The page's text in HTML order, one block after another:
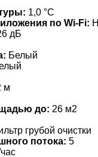
1,0 °С
по Wi-Fi:
дБ
Белый
м
до: 26 м2
грубой очистки
потока: 5